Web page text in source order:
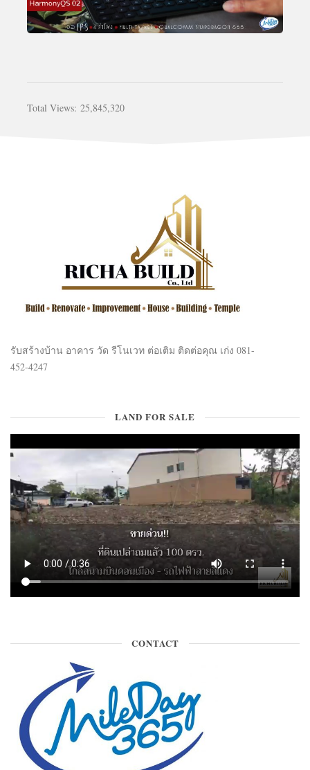
Total Views: 25,845,320
รับสร้างบ้าน อาคาร วัด รีโนเวท ต่อเติม ติดต่อคุณ เก่ง 081-
452-4247
LAND FOR SALE
CONTACT